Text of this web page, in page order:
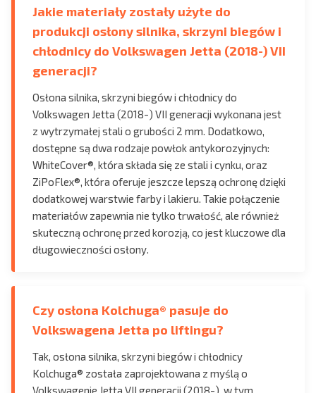
Jakie materiały zostały użyte do
produkcji osłony silnika, skrzyni biegów i
chłodnicy do Volkswagen Jetta (2018-) VII
generacji?
Osłona silnika, skrzyni biegów i chłodnicy do
Volkswagen Jetta (2018-) VII generacji wykonana jest
z wytrzymałej stali o grubości 2 mm. Dodatkowo,
dostępne są dwa rodzaje powłok antykorozyjnych:
WhiteCover®, która składa się ze stali i cynku, oraz
ZiPoFlex®, która oferuje jeszcze lepszą ochronę dzięki
dodatkowej warstwie farby i lakieru. Takie połączenie
materiałów zapewnia nie tylko trwałość, ale również
skuteczną ochronę przed korozją, co jest kluczowe dla
długowieczności osłony.
Czy osłona Kolchuga® pasuje do
Volkswagena Jetta po liftingu?
Tak, osłona silnika, skrzyni biegów i chłodnicy
Kolchuga® została zaprojektowana z myślą o
Volkswagenie Jetta VII generacji (2018-), w tym